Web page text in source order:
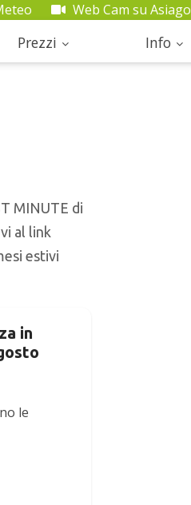
Web Cam su Asiago
Prezzi Info
MINUTE di
al link
estivi
in
le